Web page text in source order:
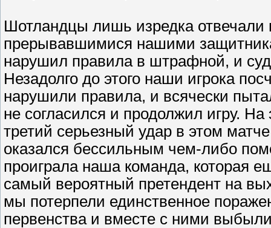
Шотландцы лишь изредка отвечали
прерывавшимися нашими
нарушил правила в штрафной, и
Незадолго до этого наши игрока
нарушили правила, и всячески
не согласился и продолжил игру.
третий серьезный удар в этом
оказался бессильным чем-либо
проиграла наша команда, которая
самый вероятный претендент на
мы потерпели единственное
первенства и вместе с ними